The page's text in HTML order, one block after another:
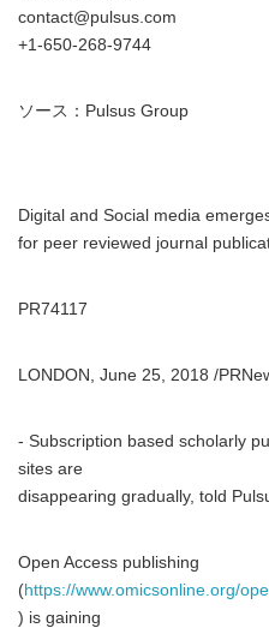
contact@pulsus.com
+1-650-268-9744
ソース：Pulsus Group
Digital and Social media
for peer reviewed journal
PR74117
LONDON, June 25, 2018 /
- Subscription based scholarly
sites are
disappearing gradually, told
Open Access publishing
(https://www.omicsonline.org/
) is gaining